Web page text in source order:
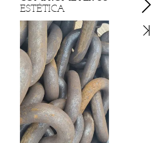
ESTÉTICA